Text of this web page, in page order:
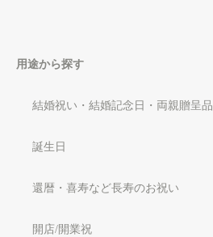
用途から探す
結婚祝い・結婚記念日・両親贈呈品
誕生日
還暦・喜寿など長寿のお祝い
開店/開業祝